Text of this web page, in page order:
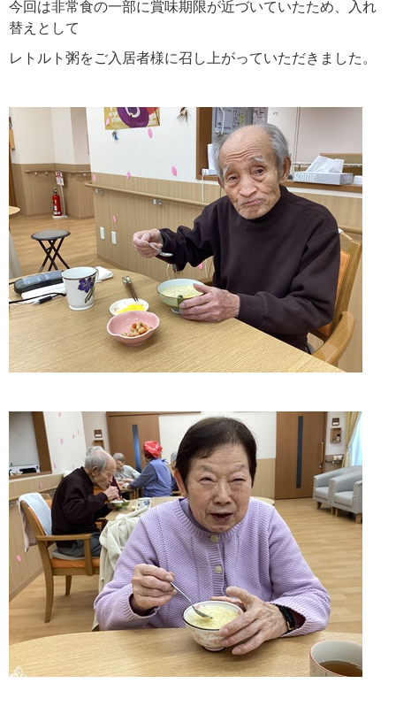
今回は非常食の一部に賞味期限が近づいていたため、入れ
替えとして
レトルト粥をご入居者様に召し上がっていただきました。